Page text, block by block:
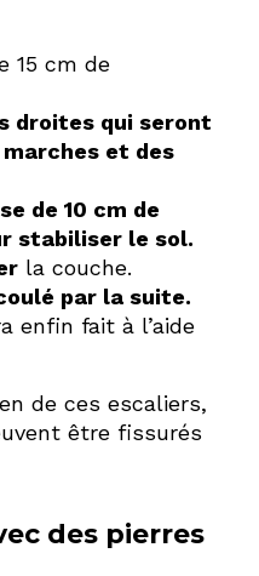
15 cm de
droites qui seront
et des
de 10 cm de
stabiliser le sol.
la couche.
par la suite.
enfin fait à l’aide
de ces escaliers,
être fissurés
des pierres